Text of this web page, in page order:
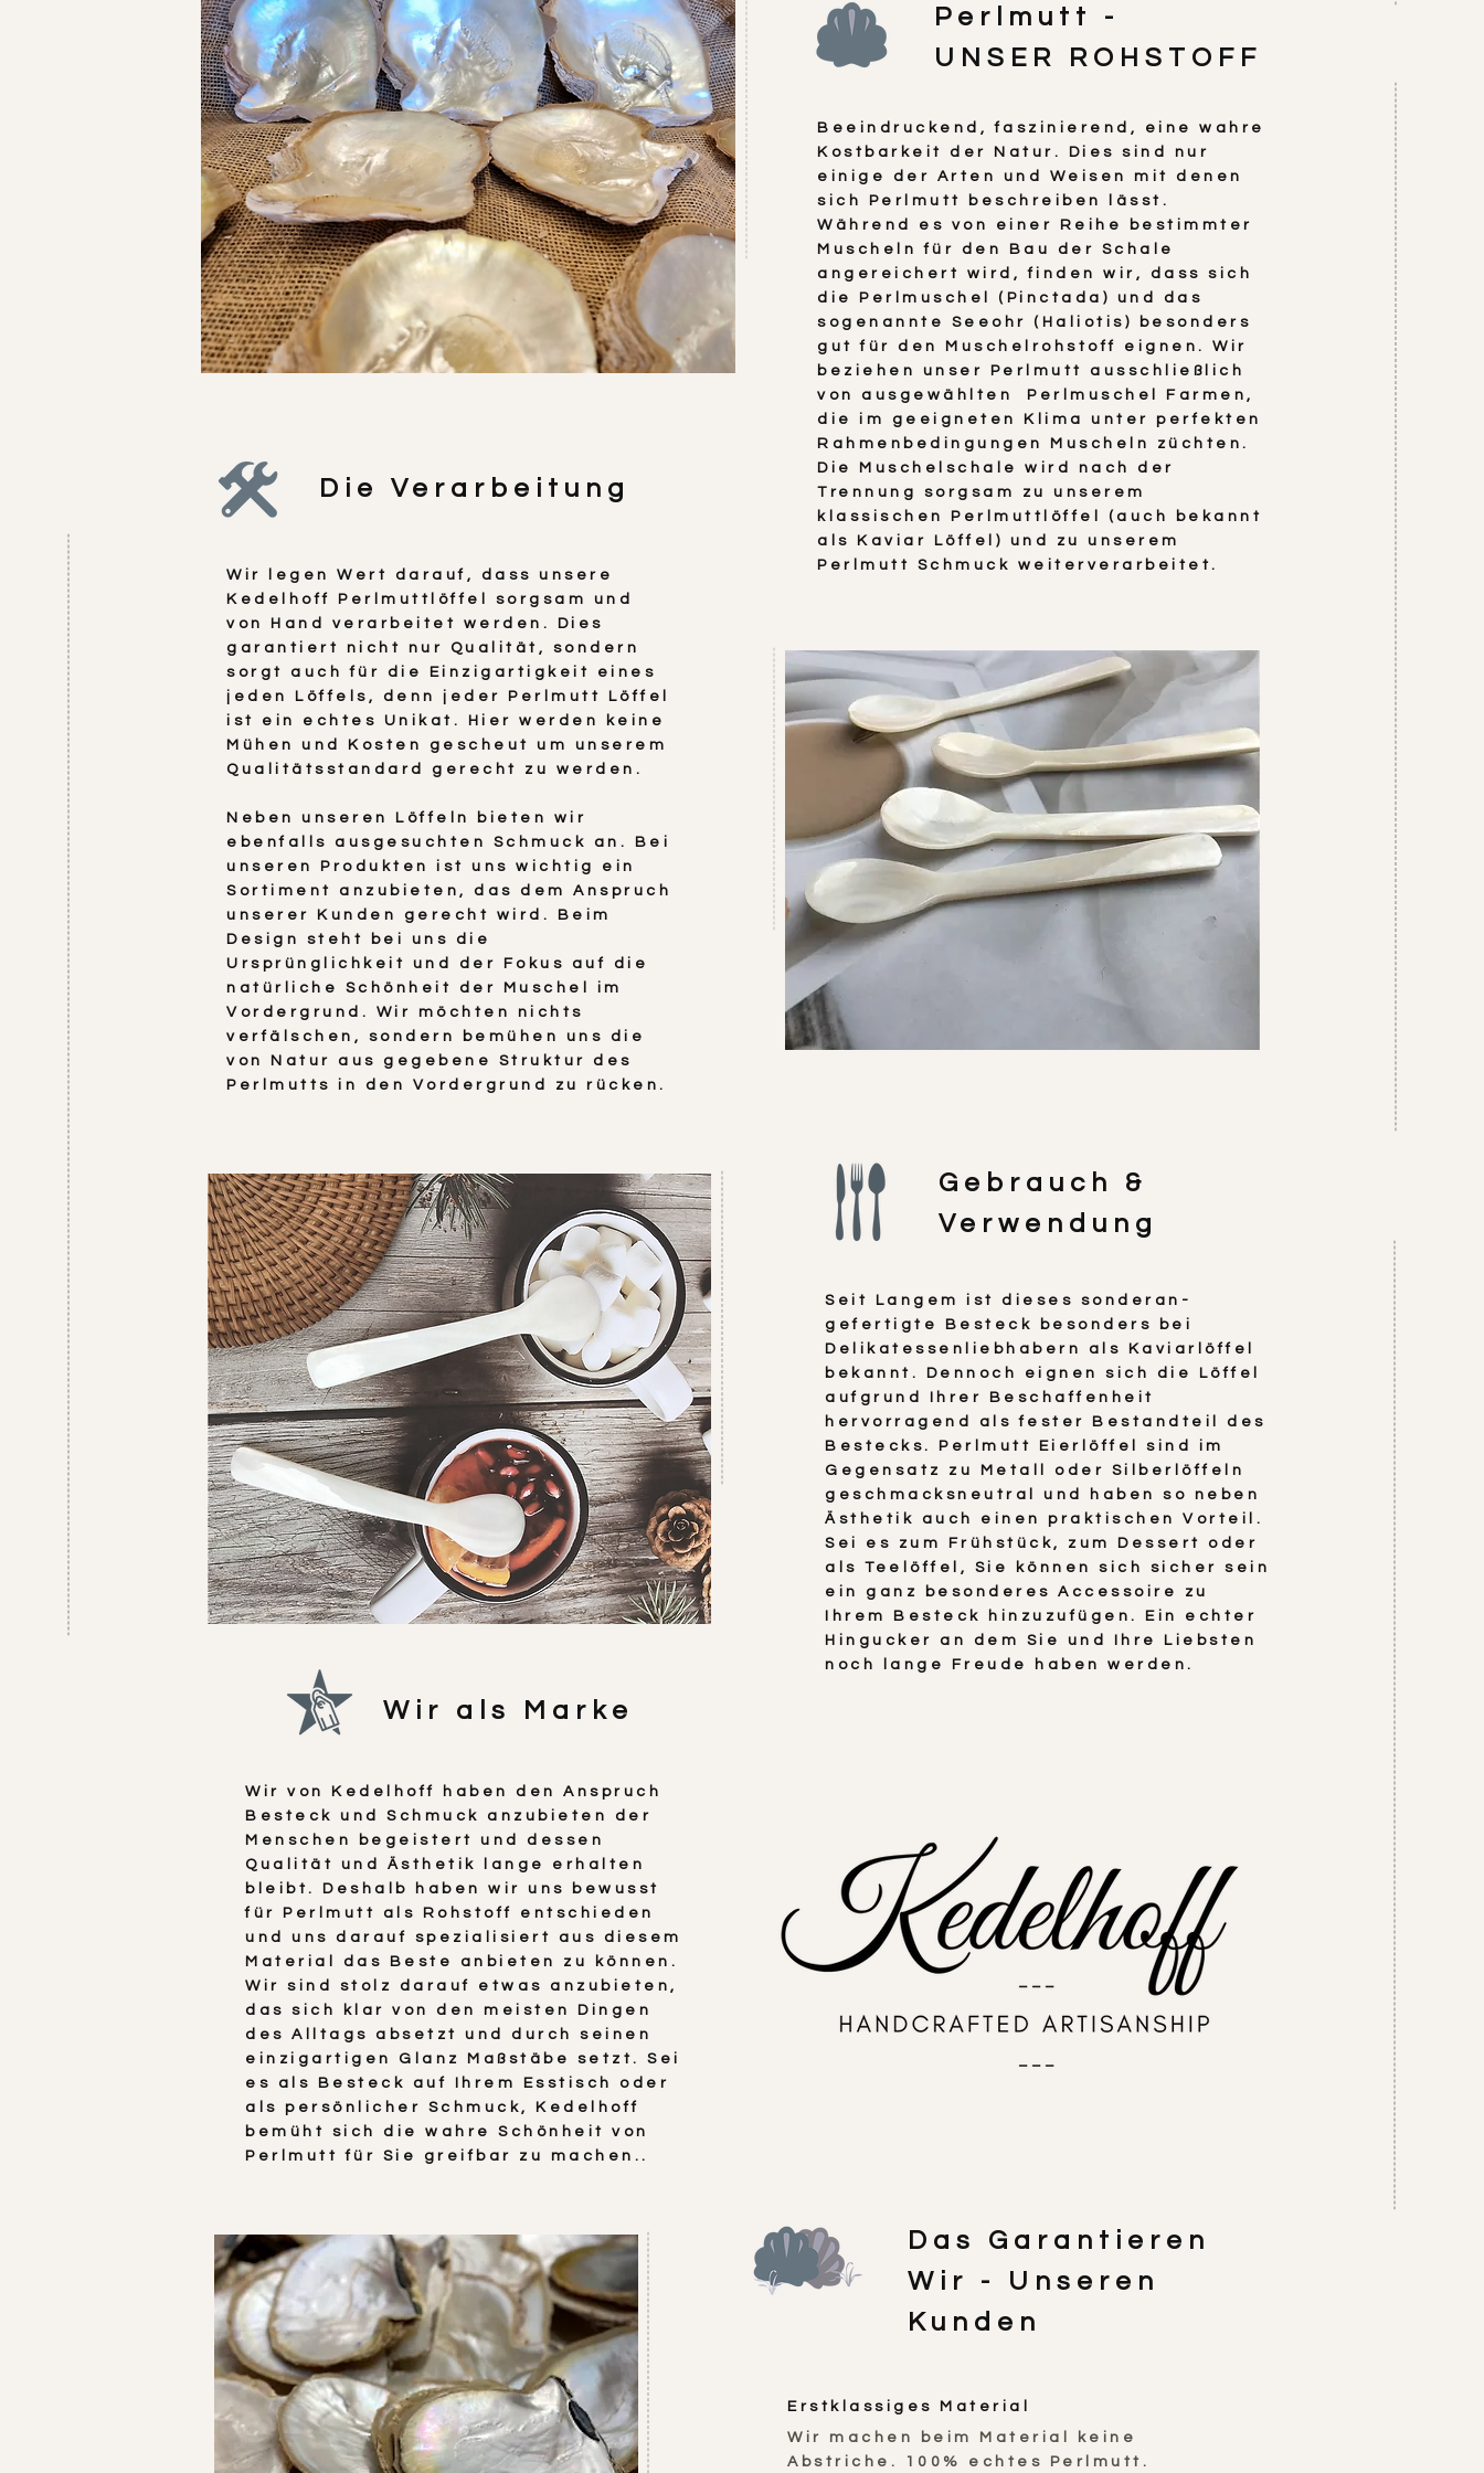
JETZT EINKAUFEN
Die Verarbeitung
Wir legen Wert darauf, dass unsere
Kedelhoff Perlmuttlöffel sorgsam und
von Hand verarbeitet werden. Dies
garantiert nicht nur Qualität, sondern
sorgt auch für die Einzigartigkeit eines
jeden Löffels, denn jeder Perlmutt Löffel
ist ein echtes Unikat. Hier werden keine
Mühen und Kosten gescheut um unserem
Qualitätsstandard gerecht zu werden.
Neben unseren Löffeln bieten wir
ebenfalls ausgesuchten Schmuck an. Bei
unseren Produkten ist uns wichtig ein
Sortiment anzubieten, das dem Anspruch
unserer Kunden gerecht wird. Beim
Design steht bei uns die
Ursprünglichkeit und der Fokus auf die
natürliche Schönheit der Muschel im
Vordergrund. Wir möchten nichts
verfälschen, sondern bemühen uns die
von Natur aus gegebene Struktur des
Perlmutts in den Vordergrund zu rücken.
Perlmutt -
UNSER ROHSTOFF
Beeindruckend, faszinierend, eine wahre
Kostbarkeit der Natur. Dies sind nur
einige der Arten und Weisen mit denen
sich Perlmutt beschreiben lässt.
Während es von einer Reihe bestimmter
Muscheln für den Bau der Schale
angereichert wird, finden wir, dass sich
die Perlmuschel (Pinctada) und das
sogenannte Seeohr (Haliotis) besonders
gut für den Muschelrohstoff eignen. Wir
beziehen unser Perlmutt ausschließlich
von ausgewählten Perlmuschel Farmen,
die im geeigneten Klima unter perfekten
Rahmenbedingungen Muscheln züchten.
Die Muschelschale wird nach der
Trennung sorgsam zu unserem
klassischen Perlmuttlöffel (auch bekannt
als Kaviar Löffel) und zu unserem
Perlmutt Schmuck weiterverarbeitet.
Gebrauch &
Verwendung
Seit Langem ist dieses sonderan-
gefertigte Besteck besonders bei
Delikatessenliebhabern als Kaviarlöffel
bekannt. Dennoch eignen sich die Löffel
aufgrund Ihrer Beschaffenheit
hervorragend als fester Bestandteil des
Bestecks. Perlmutt Eierlöffel sind im
Gegensatz zu Metall oder Silberlöffeln
geschmacksneutral und haben so neben
Ästhetik auch einen praktischen Vorteil.
Sei es zum Frühstück, zum Dessert oder
als Teelöffel, Sie können sich sicher sein
ein ganz besonderes Accessoire zu
Ihrem Besteck hinzuzufügen. Ein echter
Hingucker an dem Sie und Ihre Liebsten
noch lange Freude haben werden.
Wir als Marke
Wir von Kedelhoff haben den Anspruch
Besteck und Schmuck anzubieten der
Menschen begeistert und dessen
Qualität und Ästhetik lange erhalten
bleibt. Deshalb haben wir uns bewusst
für Perlmutt als Rohstoff entschieden
und uns darauf spezialisiert aus diesem
Material das Beste anbieten zu können.
Wir sind stolz darauf etwas anzubieten,
das sich klar von den meisten Dingen
des Alltags absetzt und durch seinen
einzigartigen Glanz Maßstäbe setzt. Sei
es als Besteck auf Ihrem Esstisch oder
als persönlicher Schmuck, Kedelhoff
bemüht sich die wahre Schönheit von
Perlmutt für Sie greifbar zu machen..
Das Garantieren
Wir - Unseren
Kunden
Erstklassiges Material
Wir machen beim Material keine
Abstriche. 100% echtes Perlmutt.